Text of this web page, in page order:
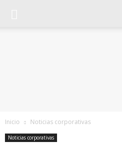
Inicio Noticias corporativas
Noticias corporativas